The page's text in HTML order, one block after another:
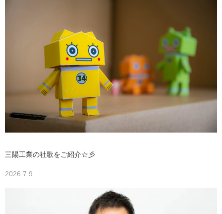
三陽工業の社歌をご紹介☆彡
2026.7.9